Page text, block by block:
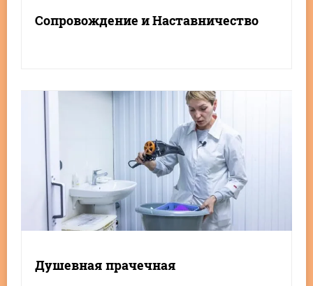
Сопровождение и Наставничество
Душевная прачечная